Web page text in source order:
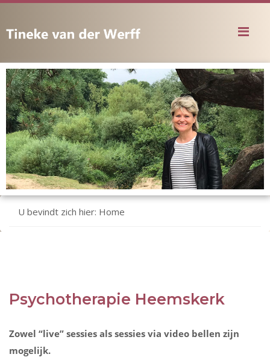
U bevindt zich hier: Home
Psychotherapie Heemskerk
Zowel “live” sessies als sessies via video bellen zijn
mogelijk.